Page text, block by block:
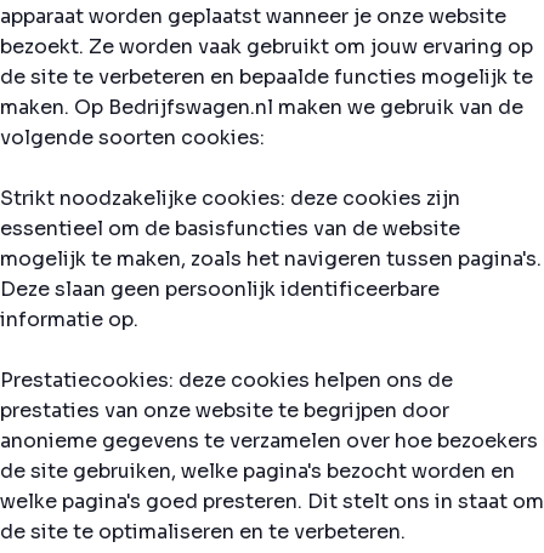
apparaat worden geplaatst wanneer je onze website
bezoekt. Ze worden vaak gebruikt om jouw ervaring op
de site te verbeteren en bepaalde functies mogelijk te
maken. Op Bedrijfswagen.nl maken we gebruik van de
volgende soorten cookies:
Strikt noodzakelijke cookies: deze cookies zijn
essentieel om de basisfuncties van de website
mogelijk te maken, zoals het navigeren tussen pagina's.
Deze slaan geen persoonlijk identificeerbare
informatie op.
Prestatiecookies: deze cookies helpen ons de
prestaties van onze website te begrijpen door
anonieme gegevens te verzamelen over hoe bezoekers
de site gebruiken, welke pagina's bezocht worden en
welke pagina's goed presteren. Dit stelt ons in staat om
de site te optimaliseren en te verbeteren.